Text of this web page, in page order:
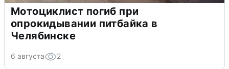
Мотоциклист погиб при
опрокидывании питбайка в
Челябинске
6 августа 2